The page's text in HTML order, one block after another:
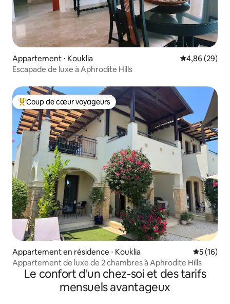
Appartement ⋅ Kouklia Évaluation
4,86 (29)
Escapade de luxe à Aphrodite Hills
Coups de cœur voyageurs les plus appréciés
Coup de cœur voyageurs
Appartement en résidence ⋅ Kouklia
5 (16)
Appartement de luxe de 2 chambres à Aphrodite Hills
Le confort d'un chez-soi et des tarifs
mensuels avantageux